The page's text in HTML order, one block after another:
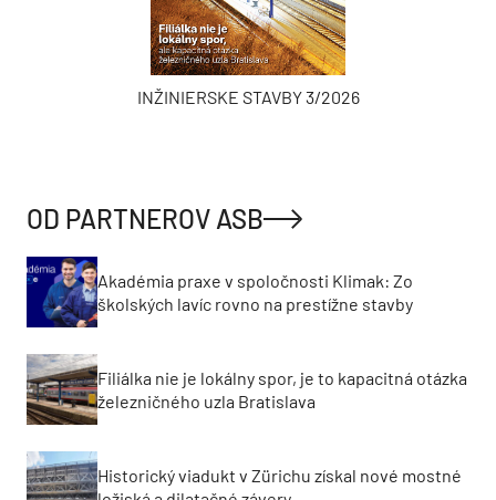
INŽINIERSKE STAVBY 3/2026
OD PARTNEROV ASB
Akadémia praxe v spoločnosti Klimak: Zo
školských lavíc rovno na prestížne stavby
Filiálka nie je lokálny spor, je to kapacitná otázka
železničného uzla Bratislava
Historický viadukt v Zürichu získal nové mostné